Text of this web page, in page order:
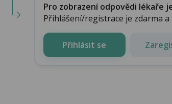
Pro zobrazení odpovědi lékaře
Přihlášení/registrace je zdarma
Přihlásit se